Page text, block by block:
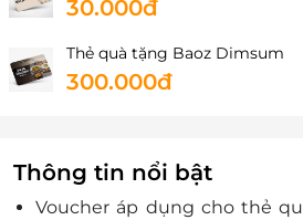
30.000đ
Thẻ quà tặng Baoz Dimsum
300.000đ
Thông tin nổi bật
Voucher áp dụng cho thẻ